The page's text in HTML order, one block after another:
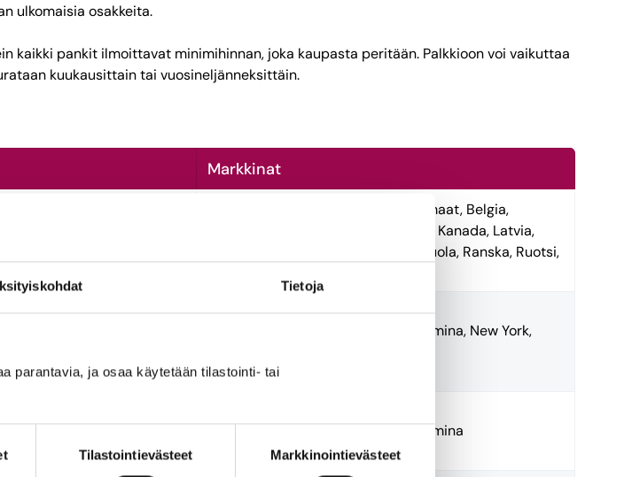
Tietoja
parantavia, ja osaa käytetään tilastointi- tai
Tilastointievästeet Markkinointievästeet
ulkomaisia osakkeita.
kaikki pankit ilmoittavat minimihinnan, joka kaupasta peritään. Palkkioon voi vaikuttaa
kuukausittain tai vuosineljänneksittäin.
Markkinat
Suomi ja 20 muuta maata (Alankomaat, Belgia,
Espanja, Irlanti, Iso-Britannia, Italia, Kanada, Latvia,
Liettua, Meksiko, Norja, Portugali, Puola, Ranska, Ruotsi,
euroa. Kuusi
määrä ja
Helsinki, Tukholma, Oslo, Kööpenhamina, New York,
ja
Helsinki, Tukholma, Oslo, Kööpenhamina